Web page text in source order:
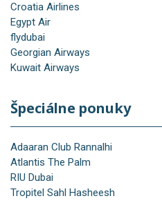
Croatia Airlines
Egypt Air
flydubai
Georgian Airways
Kuwait Airways
Špeciálne ponuky
Adaaran Club Rannalhi
Atlantis The Palm
RIU Dubai
Tropitel Sahl Hasheesh